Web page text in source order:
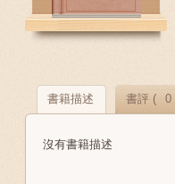
書籍描述 書評 ( 0
沒有書籍描述